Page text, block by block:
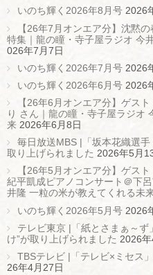
いのち輝く2026年8月号 2026
【26年7月オンエア分】沈黙
特集｜龍の瞳・寺子屋ラジオ 今
026年7月7日
いのち輝く2026年7月号 2026
いのち輝く2026年6月号 2026
【26年6月オンエア分】ゲス
り さん｜龍の瞳・寺子屋ラジオ
来 2026年6月8日
毎日放送MBS |「坂本花織選
取り上げられました 2026年5月
【26年5月オンエア分】ゲス
紀平凱成ピアノコンサート＠下
井隆 一粒の米が教えてくれる未
いのち輝く2026年5月号 2026
テレビ東京 |「紙とさまぁ～ず
け”が取り上げられました 2026
TBSテレビ |「テレビ×ミセス
26年4月27日